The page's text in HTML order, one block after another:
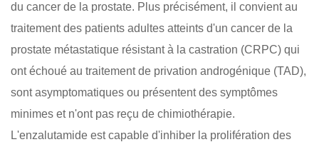
du cancer de la prostate. Plus précisément, il convient au
traitement des patients adultes atteints d'un cancer de la
prostate métastatique résistant à la castration (CRPC) qui
ont échoué au traitement de privation androgénique (TAD),
sont asymptomatiques ou présentent des symptômes
minimes et n'ont pas reçu de chimiothérapie.
L'enzalutamide est capable d'inhiber la prolifération des